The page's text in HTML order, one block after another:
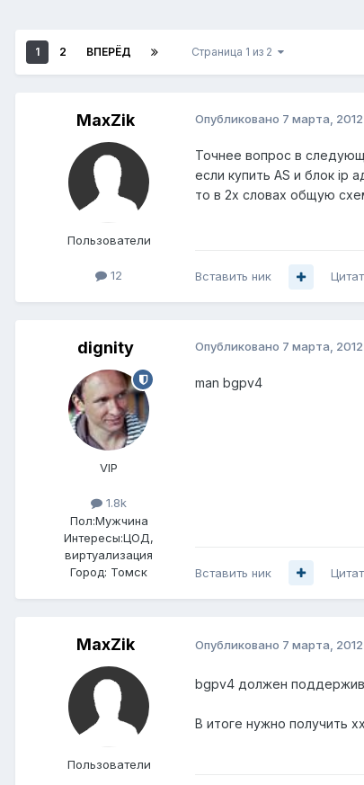
1 2 ВПЕРЁД Страница 1 из 2
MaxZik
Пользователи
12
Опубликовано 7 марта, 2012
Точнее вопрос в
если купить AS и блок ip
то в 2х словах общую
Вставить ник
dignity
VIP
1.8k
Пол:Мужчина
Интересы:ЦОД,
виртуализация
Город: Томск
Опубликовано 7 марта, 2012
man bgpv4
Вставить ник
MaxZik
Пользователи
Опубликовано 7 марта, 2012
bgpv4 должен
В итоге нужно получить